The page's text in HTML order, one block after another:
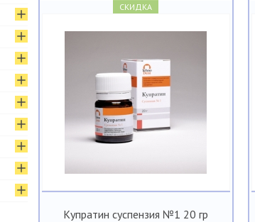
СКИДКА
Купратин суспензия №1 20 гр